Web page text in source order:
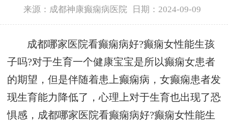
来源：成都神康癫痫病医院 日期：2024-09-09
成都哪家医院看癫痫病好?癫痫女性能生孩
子吗?对于生育一个健康宝宝是所以癫痫女患者
的期望，但是伴随着患上癫痫病，女癫痫患者发
现生育能力降低了，心理上对于生育也出现了恐
惧感，成都哪家医院看癫痫病好?癫痫女性能生